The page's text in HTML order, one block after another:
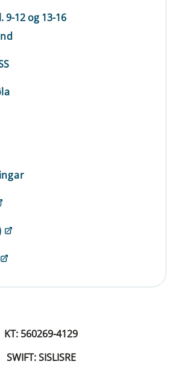
9-12 og 13-16
KT: 560269-4129
SWIFT: SISLISRE